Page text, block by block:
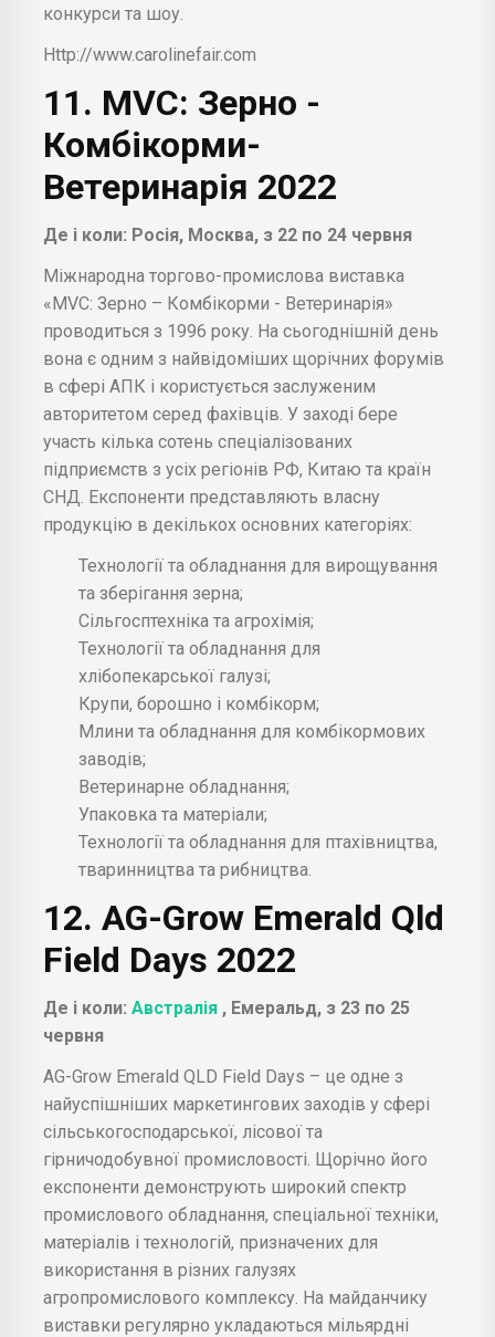
конкурси та шоу.
Http://www.carolinefair.com
11. MVC: Зерно -
Комбікорми-
Ветеринарія 2022
Де і коли: Росія, Москва, з 22 по 24 червня
Міжнародна торгово-промислова виставка
«MVC: Зерно – Комбікорми - Ветеринарія»
проводиться з 1996 року. На сьогоднішній день
вона є одним з найвідоміших щорічних форумів
в сфері АПК і користується заслуженим
авторитетом серед фахівців. У заході бере
участь кілька сотень спеціалізованих
підприємств з усіх регіонів РФ, Китаю та країн
СНД. Експоненти представляють власну
продукцію в декількох основних категоріях:
Технології та обладнання для вирощування
та зберігання зерна;
Сільгосптехніка та агрохімія;
Технології та обладнання для
хлібопекарської галузі;
Крупи, борошно і комбікорм;
Млини та обладнання для комбікормових
заводів;
Ветеринарне обладнання;
Упаковка та матеріали;
Технології та обладнання для птахівництва,
тваринництва та рибництва.
12. AG-Grow Emerald Qld
Field Days 2022
Де і коли: Австралія , Емеральд, з 23 по 25
червня
AG-Grow Emerald QLD Field Days – це одне з
найуспішніших маркетингових заходів у сфері
сільськогосподарської, лісової та
гірничодобувної промисловості. Щорічно його
експоненти демонструють широкий спектр
промислового обладнання, спеціальної техніки,
матеріалів і технологій, призначених для
використання в різних галузях
агропромислового комплексу. На майданчику
виставки регулярно укладаються мільярдні